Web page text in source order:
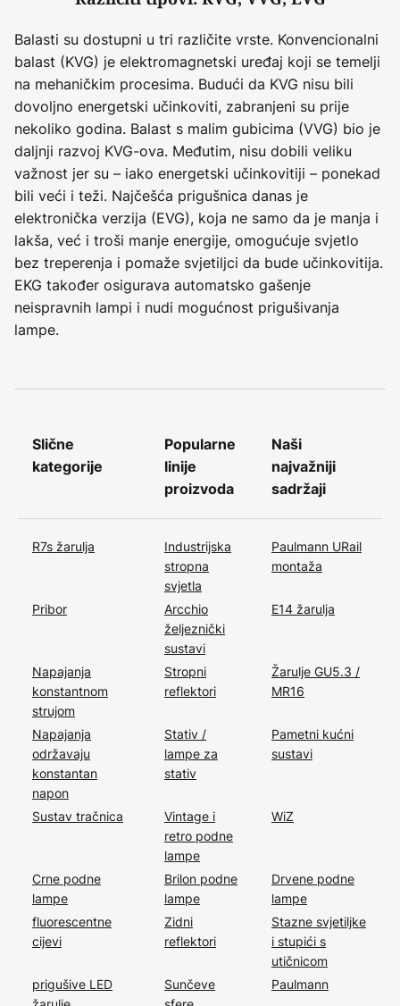
Balasti su dostupni u tri različite vrste. Konvencionalni
balast (KVG) je elektromagnetski uređaj koji se temelji
na mehaničkim procesima. Budući da KVG nisu bili
dovoljno energetski učinkoviti, zabranjeni su prije
nekoliko godina. Balast s malim gubicima (VVG) bio je
daljnji razvoj KVG-ova. Međutim, nisu dobili veliku
važnost jer su – iako energetski učinkovitiji – ponekad
bili veći i teži. Najčešća prigušnica danas je
elektronička verzija (EVG), koja ne samo da je manja i
lakša, već i troši manje energije, omogućuje svjetlo
bez treperenja i pomaže svjetiljci da bude učinkovitija.
EKG također osigurava automatsko gašenje
neispravnih lampi i nudi mogućnost prigušivanja
lampe.
Slične
kategorije
Popularne
linije
proizvoda
Naši
najvažniji
sadržaji
R7s žarulja
Industrijska
stropna
svjetla
Paulmann URail
montaža
Pribor
Arcchio
željeznički
sustavi
E14 žarulja
Napajanja
konstantnom
strujom
Stropni
reflektori
Žarulje GU5.3 /
MR16
Napajanja
održavaju
konstantan
napon
Stativ /
lampe za
stativ
Pametni kućni
sustavi
Sustav tračnica
Vintage i
retro podne
lampe
WiZ
Crne podne
lampe
Brilon podne
lampe
Drvene podne
lampe
fluorescentne
cijevi
Zidni
reflektori
Stazne svjetiljke
i stupići s
utičnicom
prigušive LED
Sunčeve
Paulmann